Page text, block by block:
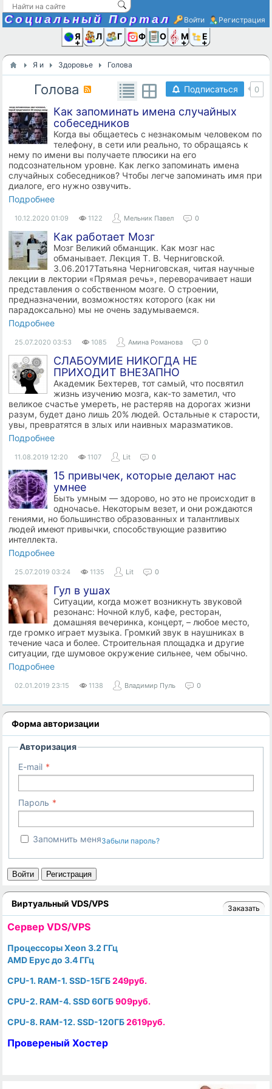
Социальный Портал Войти Регистрация
Я иЛюди
Группы
Фото Ещё
Я и Здоровье Голова
Подписаться 0
Голова
Как запоминать имена случайных
собеседников
Когда вы общаетесь с незнакомым человеком по
телефону, в сети или реально, то обращаясь к
нему по имени вы получаете плюсики на его
подсознательном уровне. Как легко запоминать имена
случайных собеседников? Чтобы легче запоминать имя при
диалоге, его нужно озвучить.
Подробнее
10.12.2020 01:09 1122 Мельник Павел 0
Как работает Мозг
Мозг Великий обманщик. Как мозг нас
обманывает. Лекция Т. В. Черниговской.
3.06.2017Татьяна Черниговская, читая научные
лекции в лектории «Прямая речь», переворачивает наши
представления о собственном мозге. О строении,
предназначении, возможностях которого (как ни
парадоксально) мы не очень задумываемся.
Подробнее
25.07.2020 03:53 1085 Амина Романова 0
СЛАБОУМИЕ НИКОГДА НЕ
ПРИХОДИТ ВНЕЗАПНО
Академик Бехтерев, тот самый, что посвятил
жизнь изучению мозга, как-то заметил, что
великое счастье умереть, не растеряв на дорогах жизни
разум, будет дано лишь 20% людей. Остальные к старости,
увы, превратятся в злых или наивных маразматиков.
Подробнее
11.08.2019 12:20 1107 Lit 0
15 привычек, которые делают нас
умнее
Быть умным — здорово, но это не происходит в
одночасье. Некоторым везет, и они рождаются
гениями, но большинство образованных и талантливых
людей имеют привычки, способствующие развитию
интеллекта.
Подробнее
25.07.2019 03:24 1135 Lit 0
Гул в ушах
Ситуации, когда может возникнуть звуковой
резонанс: Ночной клуб, кафе, ресторан,
домашняя вечеринка, концерт, – любое место,
где громко играет музыка. Громкий звук в наушниках в
течение часа и более. Строительная площадка и другие
ситуации, где шумовое окружение сильнее, чем обычно.
Подробнее
02.01.2019 23:15 1138 Владимир Пуль 0
Форма авторизации
Авторизация
E-mail
Пароль
Запомнить меняЗабыли пароль?
Войти Регистрация
Виртуальный VDS/VPS Заказать
Cервер VDS/VPS
Процессоры Xeon 3.2 ГГц
AMD Epyc до 3.4 ГГц
CPU-1. RAM-1. SSD-15ГБ249руб.
CPU-2. RAM-4. SSD 60ГБ909руб.
CPU-8. RAM-12. SSD-120ГБ2619руб.
Провереный Хостер